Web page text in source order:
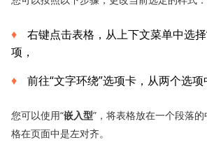
右键点击表格，从上下文菜单中选
项，
前往“文字环绕”选项卡，从两个选项
您可以使用“嵌入型”，将表格放在一个段落
格在页面中是左对齐。